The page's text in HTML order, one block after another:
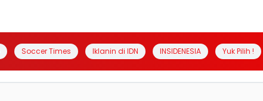
Soccer Times Iklanin di IDN INSIDENESIA Yuk Pilih !